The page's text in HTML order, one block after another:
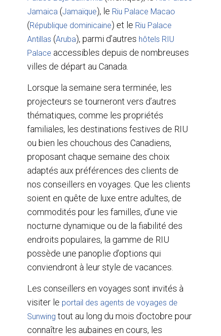
Jamaica (Jamaïque), le Riu Palace Macao
(République dominicaine) et le Riu Palace
Antillas (Aruba), parmi d’autres hôtels RIU
Palace accessibles depuis de nombreuses
villes de départ au Canada.
Lorsque la semaine sera terminée, les
projecteurs se tourneront vers d’autres
thématiques, comme les propriétés
familiales, les destinations festives de RIU
ou bien les chouchous des Canadiens,
proposant chaque semaine des choix
adaptés aux préférences des clients de
nos conseillers en voyages. Que les clients
soient en quête de luxe entre adultes, de
commodités pour les familles, d’une vie
nocturne dynamique ou de la fiabilité des
endroits populaires, la gamme de RIU
possède une panoplie d’options qui
conviendront à leur style de vacances.
Les conseillers en voyages sont invités à
visiter le portail des agents de voyages de
Sunwing tout au long du mois d’octobre pour
connaître les aubaines en cours, les